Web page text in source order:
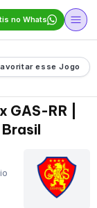
no Whats
esse Jogo
RR |